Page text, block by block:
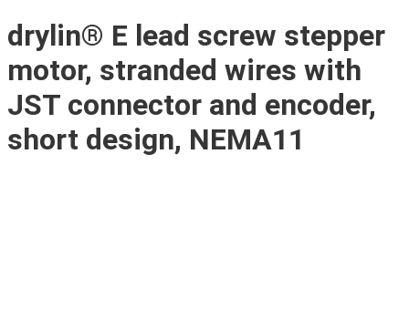
drylin® E lead screw stepper
motor, stranded wires with
JST connector and encoder,
short design, NEMA11